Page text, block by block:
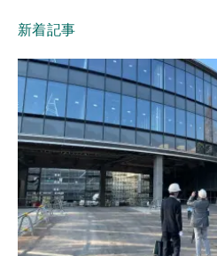
新着記事